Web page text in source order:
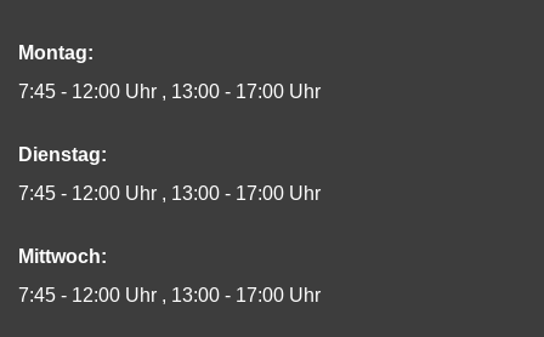
Montag:
7:45 - 12:00 Uhr
13:00 - 17:00 Uhr
Dienstag:
7:45 - 12:00 Uhr
13:00 - 17:00 Uhr
Mittwoch:
7:45 - 12:00 Uhr
13:00 - 17:00 Uhr